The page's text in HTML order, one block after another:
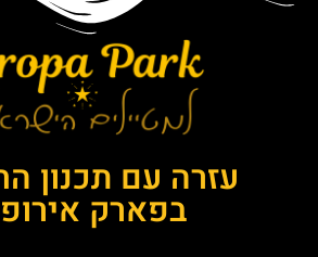
עזרה עם תכנון
בפארק